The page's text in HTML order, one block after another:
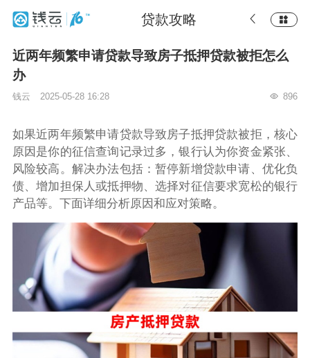
贷款攻略
近两年频繁申请贷款导致房子抵押贷款被拒怎么
办
钱云 2025-05-28 16:28 896
如果近两年频繁申请贷款导致房子抵押贷款被拒，核心
原因是你的征信查询记录过多，银行认为你资金紧张、
风险较高。解决办法包括：暂停新增贷款申请、优化负
债、增加担保人或抵押物、选择对征信要求宽松的银行
产品等。下面详细分析原因和应对策略。